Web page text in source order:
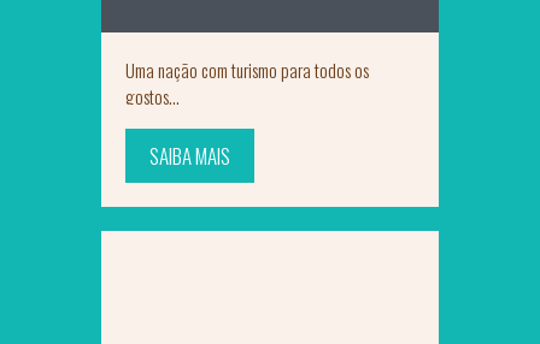
Uma nação com turismo para todos os
gostos...
SAIBA MAIS